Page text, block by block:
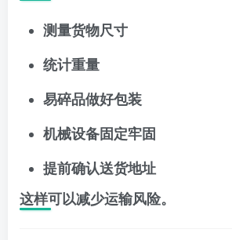
测量货物尺寸
统计重量
易碎品做好包装
机械设备固定牢固
提前确认送货地址
这样可以减少运输风险。